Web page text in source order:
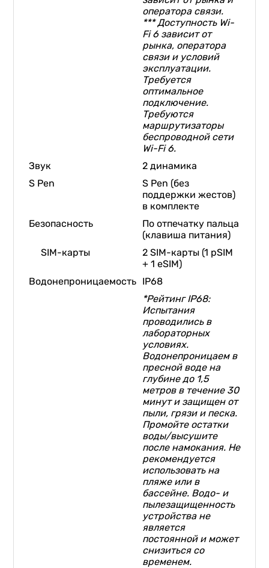
оператора связи.
*** Доступность Wi-
Fi 6 зависит от
рынка, оператора
связи и условий
эксплуатации.
Требуется
оптимальное
подключение.
Требуются
маршрутизаторы
беспроводной сети
Wi-Fi 6.
Звук
2 динамика
S Pen
S Pen (без
поддержки жестов)
в комплекте
Безопасность
По отпечатку пальца
(клавиша питания)
SIM-карты
2 SIM-карты (1 pSIM
+ 1 eSIM)
Водонепроницаемость IP68
*Рейтинг IP68:
Испытания
проводились в
лабораторных
условиях.
Водонепроницаем в
пресной воде на
глубине до 1,5
метров в течение 30
минут и защищен от
пыли, грязи и песка.
Промойте остатки
воды/высушите
после намокания. Не
рекомендуется
использовать на
пляже или в
бассейне. Водо- и
пылезащищенность
устройства не
является
постоянной и может
снизиться со
временем.